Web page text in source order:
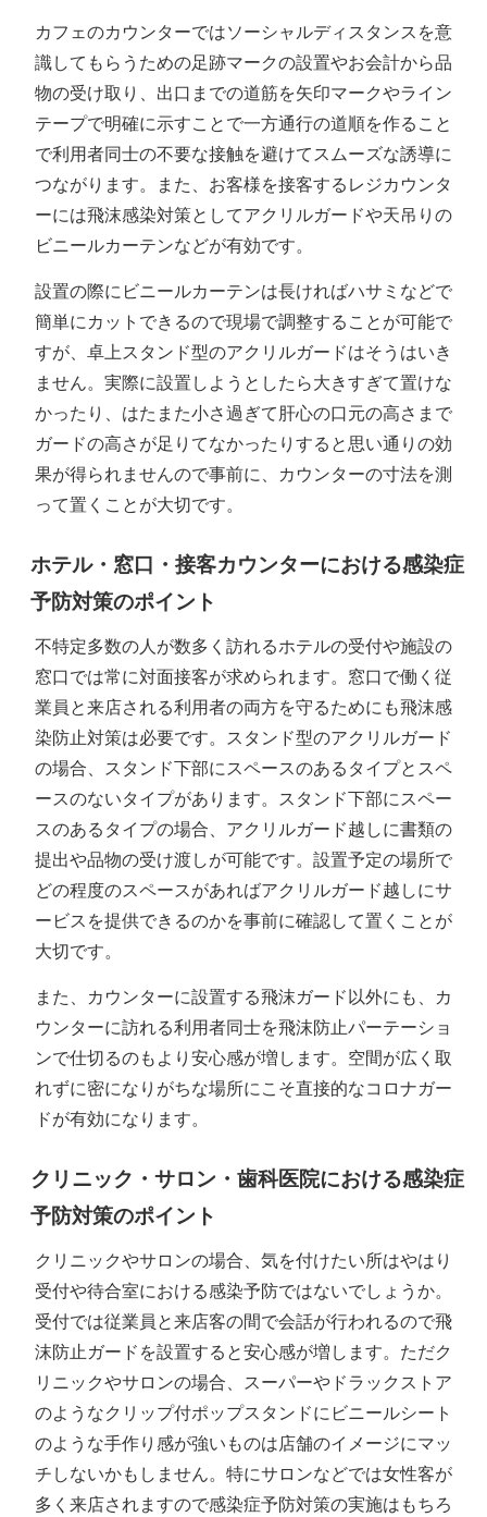
カフェのカウンターではソーシャルディスタンスを意
識してもらうための足跡マークの設置やお会計から品
物の受け取り、出口までの道筋を矢印マークやライン
テープで明確に示すことで一方通行の道順を作ること
で利用者同士の不要な接触を避けてスムーズな誘導に
つながります。また、お客様を接客するレジカウンタ
ーには飛沫感染対策としてアクリルガードや天吊りの
ビニールカーテンなどが有効です。
設置の際にビニールカーテンは長ければハサミなどで
簡単にカットできるので現場で調整することが可能で
すが、卓上スタンド型のアクリルガードはそうはいき
ません。実際に設置しようとしたら大きすぎて置けな
かったり、はたまた小さ過ぎて肝心の口元の高さまで
ガードの高さが足りてなかったりすると思い通りの効
果が得られませんので事前に、カウンターの寸法を測
って置くことが大切です。
ホテル・窓口・接客カウンターにおける感染症
予防対策のポイント
不特定多数の人が数多く訪れるホテルの受付や施設の
窓口では常に対面接客が求められます。窓口で働く従
業員と来店される利用者の両方を守るためにも飛沫感
染防止対策は必要です。スタンド型のアクリルガード
の場合、スタンド下部にスペースのあるタイプとスペ
ースのないタイプがあります。スタンド下部にスペー
スのあるタイプの場合、アクリルガード越しに書類の
提出や品物の受け渡しが可能です。設置予定の場所で
どの程度のスペースがあればアクリルガード越しにサ
ービスを提供できるのかを事前に確認して置くことが
大切です。
また、カウンターに設置する飛沫ガード以外にも、カ
ウンターに訪れる利用者同士を飛沫防止パーテーショ
ンで仕切るのもより安心感が増します。空間が広く取
れずに密になりがちな場所にこそ直接的なコロナガー
ドが有効になります。
クリニック・サロン・歯科医院における感染症
予防対策のポイント
クリニックやサロンの場合、気を付けたい所はやはり
受付や待合室における感染予防ではないでしょうか。
受付では従業員と来店客の間で会話が行われるので飛
沫防止ガードを設置すると安心感が増します。ただク
リニックやサロンの場合、スーパーやドラックストア
のようなクリップ付ポップスタンドにビニールシート
のような手作り感が強いものは店舗のイメージにマッ
チしないかもしません。特にサロンなどでは女性客が
多く来店されますので感染症予防対策の実施はもちろ